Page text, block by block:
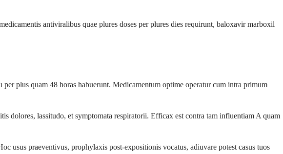
antiviralibus quae plures doses per plures dies requirunt, baloxavir marboxil
plus quam 48 horas habuerunt. Medicamentum optime operatur cum intra primum
dolores, lassitudo, et symptomata respiratorii. Efficax est contra tam influentiam A quam
usus praeventivus, prophylaxis post-expositionis vocatus, adiuvare potest casus tuos